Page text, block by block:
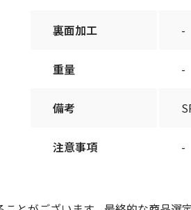
裏面加工 -
重量 -
備考
注意事項 -